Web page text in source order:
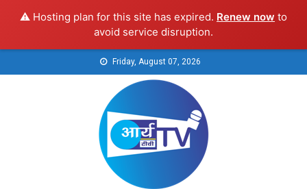
⚠️ Hosting plan for this site has expired. Renew now to
avoid service disruption.
to
Friday, August 07, 2026